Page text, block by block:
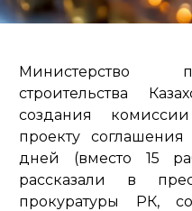
Министерство
строительства
создания
проекту
дней (вместо 15
рассказали в
прокуратуры РК,